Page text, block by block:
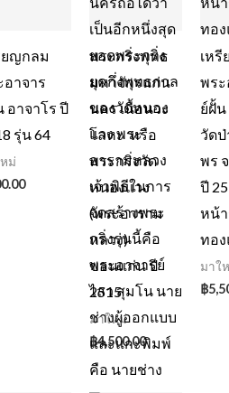
ยญกลม
อาจาร
อาจาโร ปี
รุ่น 64
ม่
พระกริ่งพุทธ
มหาจักรแก่น
นคร เนื้อนวะ
โลหะ หรือ
พระกริ่งวัด
หนองแวง
(พระอาราม
หลวง)
ขอนแก่น ปี
2515
มาใหม่
฿4,500.00
เห
พระ
ย์ฝั้น
วัด
พร
ปี
หน้า
ทอง
มาใ
฿